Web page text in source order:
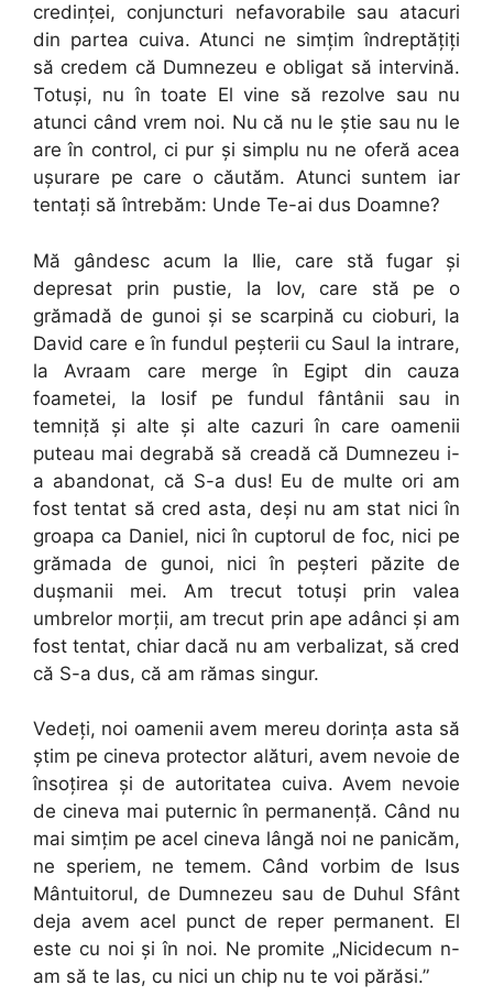
credinței, conjuncturi nefavorabile sau atacuri
din partea cuiva. Atunci ne simțim îndreptățiți
să credem că Dumnezeu e obligat să intervină.
Totuși, nu în toate El vine să rezolve sau nu
atunci când vrem noi. Nu că nu le știe sau nu le
are în control, ci pur și simplu nu ne oferă acea
ușurare pe care o căutăm. Atunci suntem iar
tentați să întrebăm: Unde Te-ai dus Doamne?
Mă gândesc acum la Ilie, care stă fugar și
depresat prin pustie, la Iov, care stă pe o
grămadă de gunoi și se scarpină cu cioburi, la
David care e în fundul peșterii cu Saul la intrare,
la Avraam care merge în Egipt din cauza
foametei, la Iosif pe fundul fântânii sau in
temniță și alte și alte cazuri în care oamenii
puteau mai degrabă să creadă că Dumnezeu i-
a abandonat, că S-a dus! Eu de multe ori am
fost tentat să cred asta, deși nu am stat nici în
groapa ca Daniel, nici în cuptorul de foc, nici pe
grămada de gunoi, nici în peșteri păzite de
dușmanii mei. Am trecut totuși prin valea
umbrelor morții, am trecut prin ape adânci și am
fost tentat, chiar dacă nu am verbalizat, să cred
că S-a dus, că am rămas singur.
Vedeți, noi oamenii avem mereu dorinţa asta să
știm pe cineva protector alături, avem nevoie de
însoțirea și de autoritatea cuiva. Avem nevoie
de cineva mai puternic în permanență. Când nu
mai simțim pe acel cineva lângă noi ne panicăm,
ne speriem, ne temem. Când vorbim de Isus
Mântuitorul, de Dumnezeu sau de Duhul Sfânt
deja avem acel punct de reper permanent. El
este cu noi și în noi. Ne promite „Nicidecum n-
am să te las, cu nici un chip nu te voi părăsi.”